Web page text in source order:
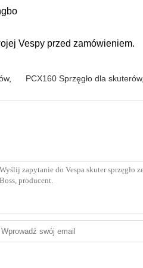
Vespy przed zamówieniem.
, PCX160 Sprzęgło dla skuterów,